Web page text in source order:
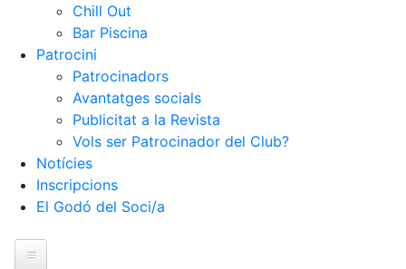
Chill Out
Bar Piscina
Patrocini
Patrocinadors
Avantatges socials
Publicitat a la Revista
Vols ser Patrocinador del Club?
Notícies
Inscripcions
El Godó del Soci/a